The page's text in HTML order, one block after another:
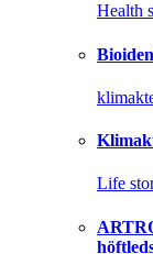
Health
Life